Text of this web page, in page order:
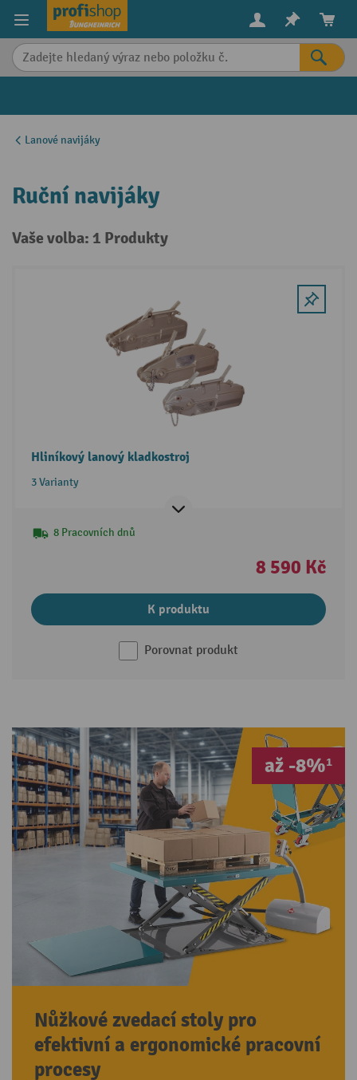
content
Lanové navijáky
Ruční navijáky
Vaše volba: 1 Produkty
Hliníkový lanový kladkostroj
3 Varianty
8 Pracovních dnů
8 590 Kč
K produktu
Porovnat produkt
až -8%¹
Nůžkové zvedací stoly pro
efektivní a ergonomické pracovní
procesy